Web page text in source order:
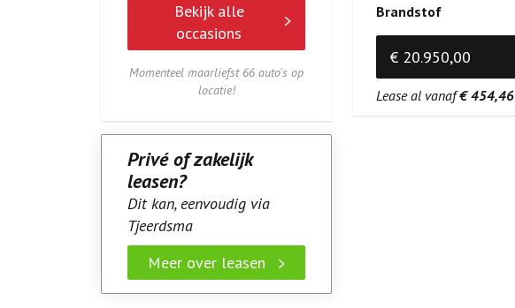
Bekijk alle
occasions
Momenteel maarliefst 66 auto's op
locatie!
Privé of zakelijk
leasen?
Dit kan, eenvoudig via
Tjeerdsma
Meer over leasen
Brandstof
€ 20.950,00
Lease al vanaf€ 454,46